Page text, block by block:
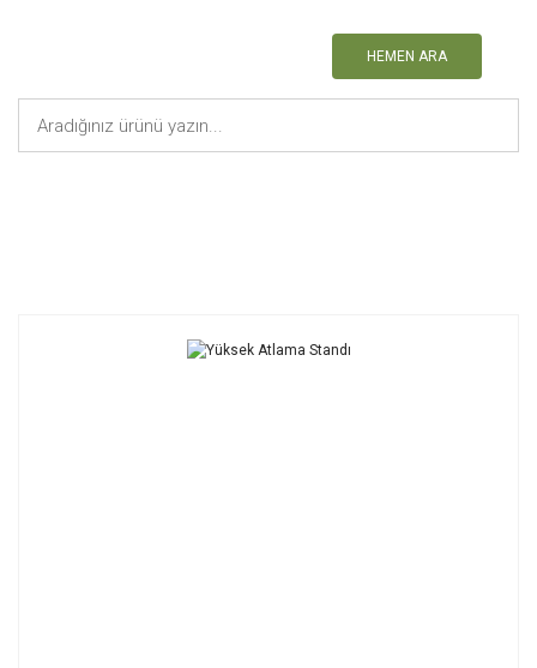
HEMEN ARA